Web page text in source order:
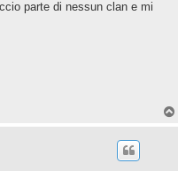
parte di nessun clan e mi